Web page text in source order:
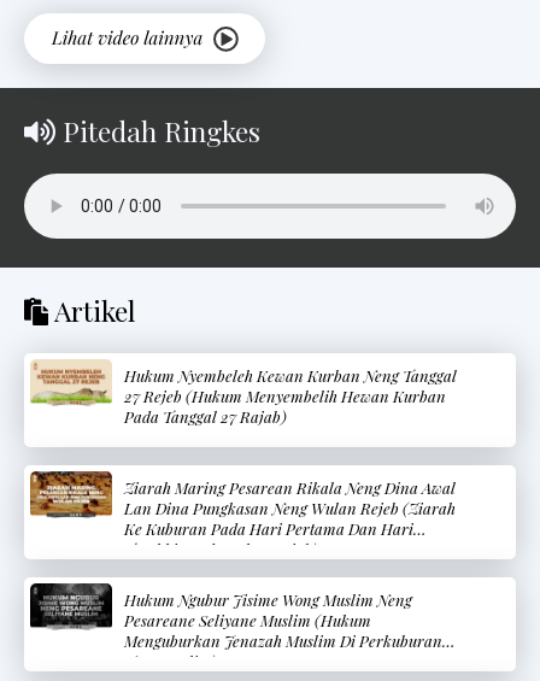
Pitedah Ringkes
Artikel
Hukum Nyembeleh Kewan Kurban Neng Tanggal
27 Rejeb (Hukum Menyembelih Hewan Kurban
Pada Tanggal 27 Rajab)
Ziarah Maring Pesarean Rikala Neng Dina Awal
Lan Dina Pungkasan Neng Wulan Rejeb (Ziarah
Ke Kuburan Pada Hari Pertama Dan Hari
Terakhir Pada Bulan Rajab)
Hukum Ngubur Jisime Wong Muslim Neng
Pesareane Seliyane Muslim (Hukum
Menguburkan Jenazah Muslim Di Perkuburan
Non-Muslim)